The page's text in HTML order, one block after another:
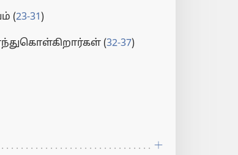
(23-31 )
(32-37)